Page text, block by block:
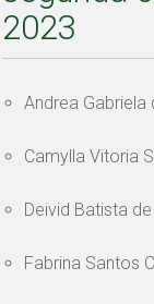
2023
Andrea Gabriela
Camylla Vitoria
Deivid Batista
Fabrina Santos